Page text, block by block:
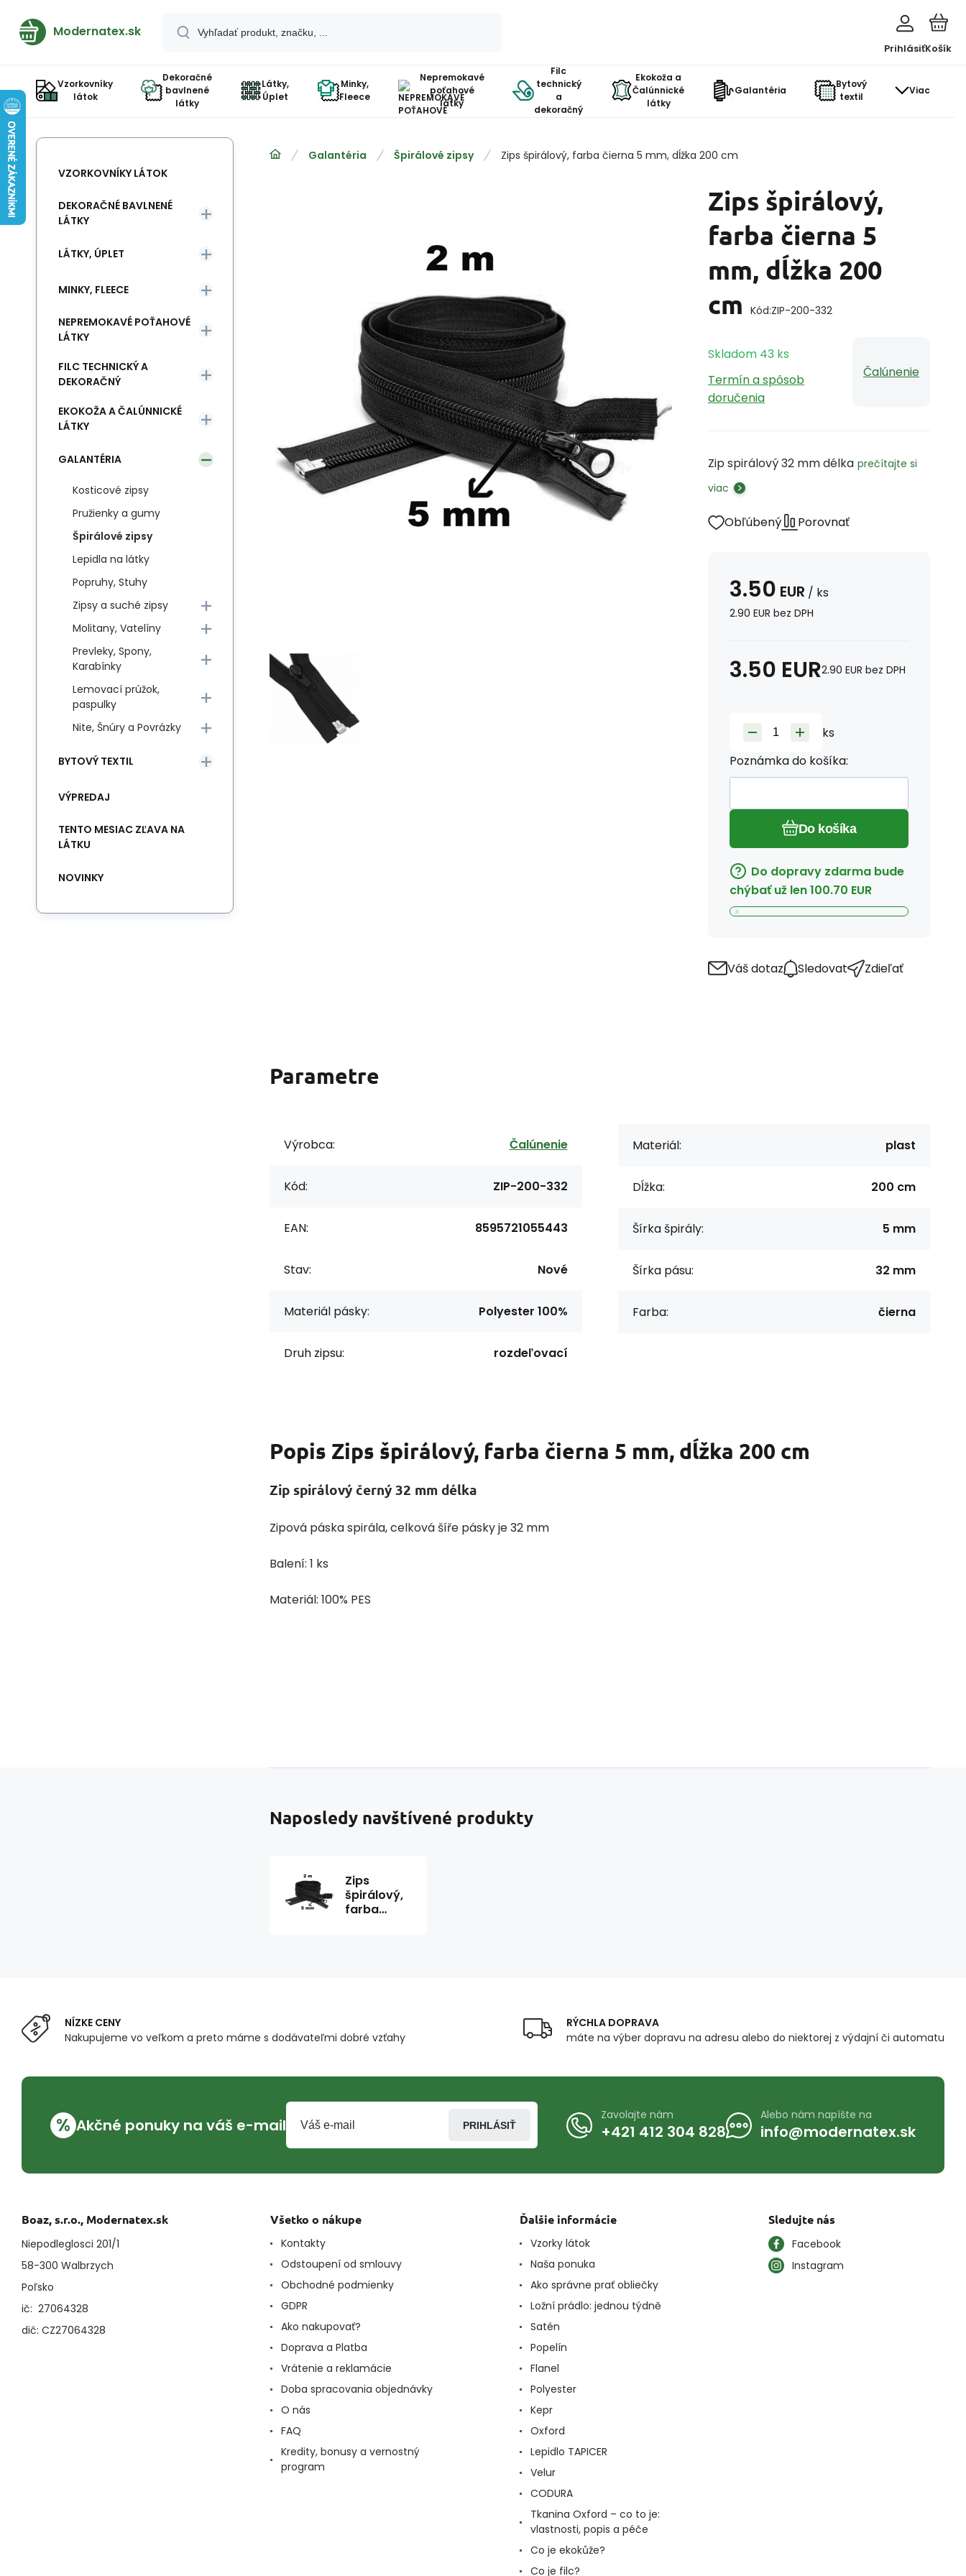
Modernatex.sk
PrihlásiťKošík
Vzorkovníky
látok
Dekoračné
bavlnené
látky
Látky,
Úplet
Minky,
Fleece
Nepremokavé
poťahové
látky
Filc
technický
a
dekoračný
Ekokoža a
Čalúnnické
látky
Galantéria
Bytový
textil
Viac
Galantéria Špirálové zipsy Zips špirálový, farba čierna 5 mm, dĺžka 200 cm
Zips špirálový,
farba čierna 5
mm, dĺžka 200
cm Kód:ZIP-200-332
Skladom 43 ks
Termín a spôsob
doručenia
Čalúnenie
Zip spirálový 32 mm délka prečítajte si
viac
Obľúbený Porovnať
3.50 EUR / ks
2.90 EUR bez DPH
3.50 EUR2.90 EUR bez DPH
ks
Poznámka do košíka:
Do košíka
Do dopravy zdarma bude
chýbať už len100.70 EUR
Váš dotaz Sledovat Zdieľať
Parametre
Výrobca: Čalúnenie
Kód: ZIP-200-332
EAN: 8595721055443
Stav: Nové
Materiál pásky: Polyester 100%
Druh zipsu: rozdeľovací
Materiál: plast
Dĺžka: 200 cm
Šírka špirály: 5 mm
Šírka pásu: 32 mm
Farba: čierna
Popis Zips špirálový, farba čierna 5 mm, dĺžka 200 cm
Zip spirálový černý 32 mm délka
Zipová páska spirála, celková šíře pásky je 32 mm
Balení: 1 ks
Materiál: 100% PES
VZORKOVNÍKY LÁTOK
DEKORAČNÉ BAVLNENÉ
LÁTKY
LÁTKY, ÚPLET
MINKY, FLEECE
NEPREMOKAVÉ POŤAHOVÉ
LÁTKY
FILC TECHNICKÝ A
DEKORAČNÝ
EKOKOŽA A ČALÚNNICKÉ
LÁTKY
GALANTÉRIA
Kosticové zipsy
Pružienky a gumy
Špirálové zipsy
Lepidla na látky
Popruhy, Stuhy
Zipsy a suché zipsy
Molitany, Vatelíny
Prevleky, Spony,
Karabínky
Lemovací prúžok,
paspulky
Nite, Šnúry a Povrázky
BYTOVÝ TEXTIL
VÝPREDAJ
TENTO MESIAC ZĽAVA NA
LÁTKU
NOVINKY
Naposledy navštívené produkty
Zips
špirálový,
farba
NÍZKE CENY
Nakupujeme vo veľkom a preto máme s dodávateľmi dobré vzťahy
RÝCHLA DOPRAVA
máte na výber dopravu na adresu alebo do niektorej z výdajní či automatu
% Akčné ponuky na váš e-mail PRIHLÁSIŤ
Zavolajte nám
+421 412 304 828
Alebo nám napíšte na
info@modernatex.sk
Boaz, s.r.o., Modernatex.sk
Niepodleglosci 201/1
58-300 Walbrzych
Poľsko
ič: 27064328
dič: CZ27064328
Všetko o nákupe
Kontakty
Odstoupení od smlouvy
Obchodné podmienky
GDPR
Ako nakupovať?
Doprava a Platba
Vrátenie a reklamácie
Doba spracovania objednávky
O nás
FAQ
Kredity, bonusy a vernostný
program
Ďalšie informácie
Vzorky látok
Naša ponuka
Ako správne prať obliečky
Ložní prádlo: jednou týdně
Satén
Popelín
Flanel
Polyester
Kepr
Oxford
Lepidlo TAPICER
Velur
CODURA
Tkanina Oxford – co to je:
vlastnosti, popis a péče
Co je ekokůže?
Co je filc?
Sledujte nás
Facebook
Instagram